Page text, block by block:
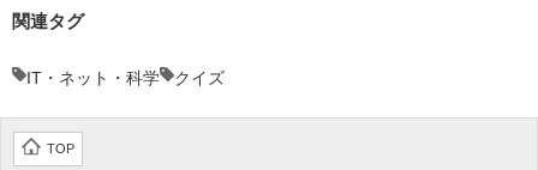
関連タグ
IT・ネット・科学 クイズ
TOP